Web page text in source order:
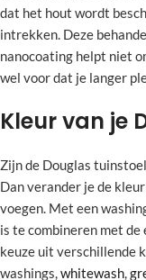
dat het hout wordt
intrekken. Deze
nanocoating helpt niet
wel voor dat je langer
Kleur van je
Zijn de Douglas
Dan verander je de
voegen. Met een
is te combineren met de
keuze uit verschillende
washings,whitewash,